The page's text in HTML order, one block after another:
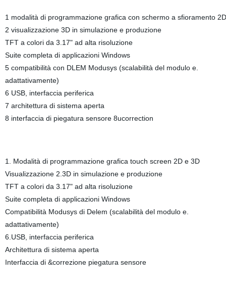
1 modalità di programmazione grafica con schermo a sfioramento 2D
2 visualizzazione 3D in simulazione e produzione
TFT a colori da 3.17" ad alta risoluzione
Suite completa di applicazioni Windows
5 compatibilità con DLEM Modusys (scalabilità del modulo e.
adattativamente)
6 USB, interfaccia periferica
7 architettura di sistema aperta
8 interfaccia di piegatura sensore 8ucorrection
1. Modalità di programmazione grafica touch screen 2D e 3D
Visualizzazione 2.3D in simulazione e produzione
TFT a colori da 3.17" ad alta risoluzione
Suite completa di applicazioni Windows
Compatibilità Modusys di Delem (scalabilità del modulo e.
adattativamente)
6.USB, interfaccia periferica
Architettura di sistema aperta
Interfaccia di &correzione piegatura sensore